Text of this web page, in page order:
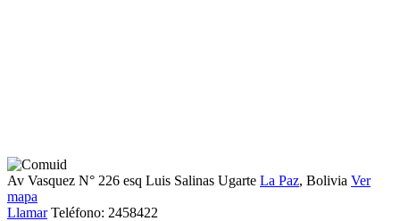
Av Vasquez N° 226 esq Luis Salinas Ugarte La Paz, Bolivia Ver
mapa
Llamar Teléfono: 2458422